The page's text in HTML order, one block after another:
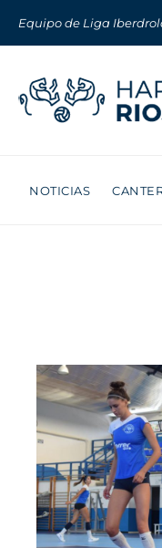
Equipo de Liga
NOTICIAS